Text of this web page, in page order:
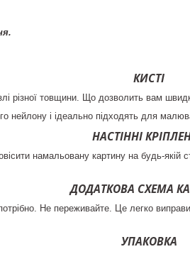
КИСТІ
різної товщини. Що дозволить вам
нейлону і ідеально підходять для
НАСТІННІ
намальовану картину на будь-якій
ДОДАТКОВА СХЕМА
Не переживайте. Це легко
УПАКОВКА